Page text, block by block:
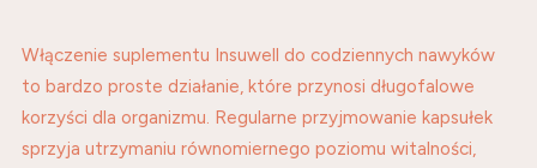
Włączenie suplementu Insuwell do codziennych nawyków
to bardzo proste działanie, które przynosi długofalowe
korzyści dla organizmu. Regularne przyjmowanie kapsułek
sprzyja utrzymaniu równomiernego poziomu witalności,